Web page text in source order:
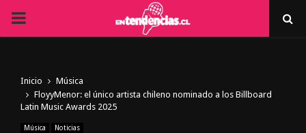
PRIMARY
Inicio
Música
FloyyMenor: el único artista chileno nominado a los Billboard
Latin Music Awards 2025
Música Noticias